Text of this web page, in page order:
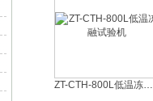
ZT-CTH-800L低温冻融试验机